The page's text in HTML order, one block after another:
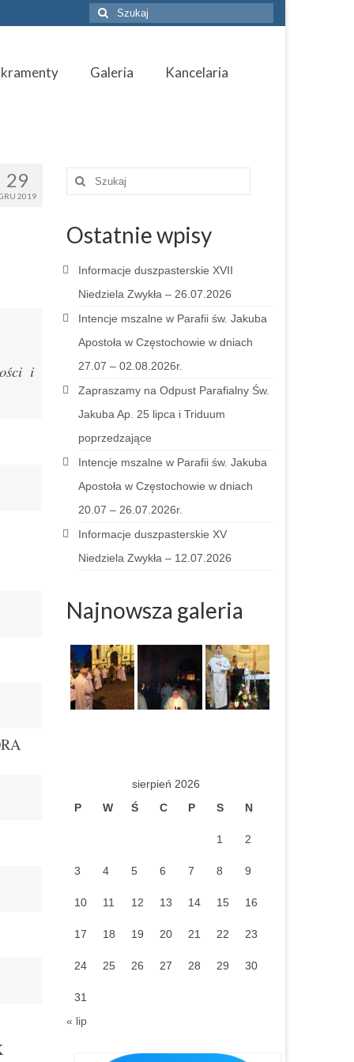
Szuklaj
w:
Galeria Kancelaria
29
2019
i
Szuklaj
Ostatnie wpisy
Informacje duszpasterskie XVII
Niedziela Zwykła – 26.07.2026
Intencje mszalne w Parafii św. Jakuba
Apostoła w Częstochowie w dniach
27.07 – 02.08.2026r.
Zapraszamy na Odpust Parafialny Św.
Jakuba Ap. 25 lipca i Triduum
poprzedzające
Intencje mszalne w Parafii św. Jakuba
Apostoła w Częstochowie w dniach
20.07 – 26.07.2026r.
Informacje duszpasterskie XV
Niedziela Zwykła – 12.07.2026
Najnowsza galeria
sierpień 2026
P
W Ś C P S N
1 2
3 4 5 6 7 8 9
10 11 12 13 14 15 16
17 18 19 20 21 22 23
24 25 26 27 28 29 30
31
« lip